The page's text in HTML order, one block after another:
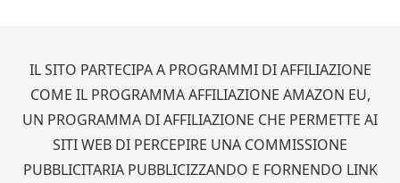
IL SITO PARTECIPA A PROGRAMMI DI AFFILIAZIONE
COME IL PROGRAMMA AFFILIAZIONE AMAZON EU,
UN PROGRAMMA DI AFFILIAZIONE CHE PERMETTE AI
SITI WEB DI PERCEPIRE UNA COMMISSIONE
PUBBLICITARIA PUBBLICIZZANDO E FORNENDO LINK